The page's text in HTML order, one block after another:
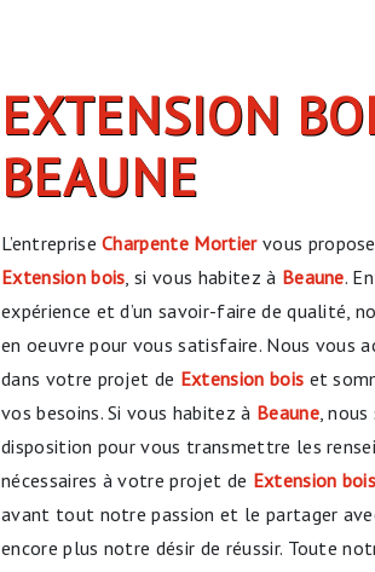
EXTENSION BOIS À
BEAUNE
L’entrepriseCharpente Mortiervous
Extension bois , si vous habitez à Beaune.
expérience et d’un savoir-faire de qualité,
en oeuvre pour vous satisfaire. Nous vous
dans votre projet de Extension bois et
vos besoins. Si vous habitez à Beaune,
disposition pour vous transmettre les
nécessaires à votre projet de Extension bois
avant tout notre passion et le partager
encore plus notre désir de réussir. Toute